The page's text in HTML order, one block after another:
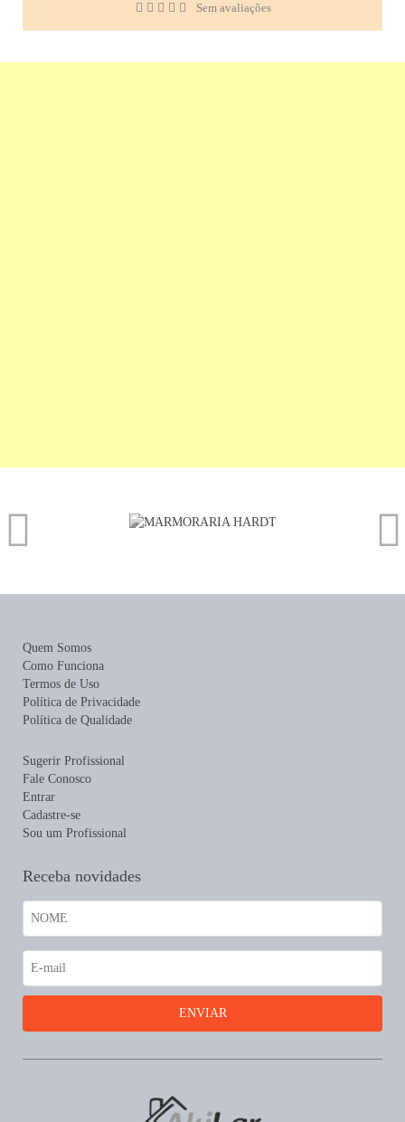
Sem avaliações
Quem Somos
Como Funciona
Termos de Uso
Política de Privacidade
Política de Qualidade
Sugerir Profissional
Fale Conosco
Entrar
Cadastre-se
Sou um Profissional
Receba novidades